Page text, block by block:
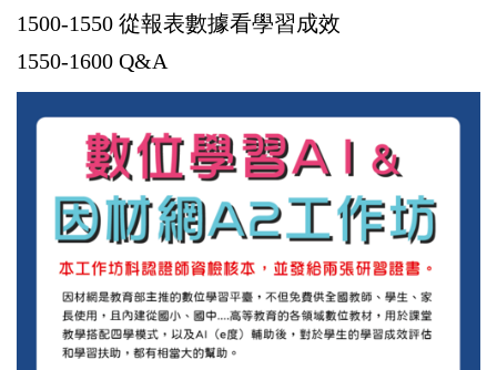
1500-1550 從報表數據看學習成效
1550-1600 Q&A